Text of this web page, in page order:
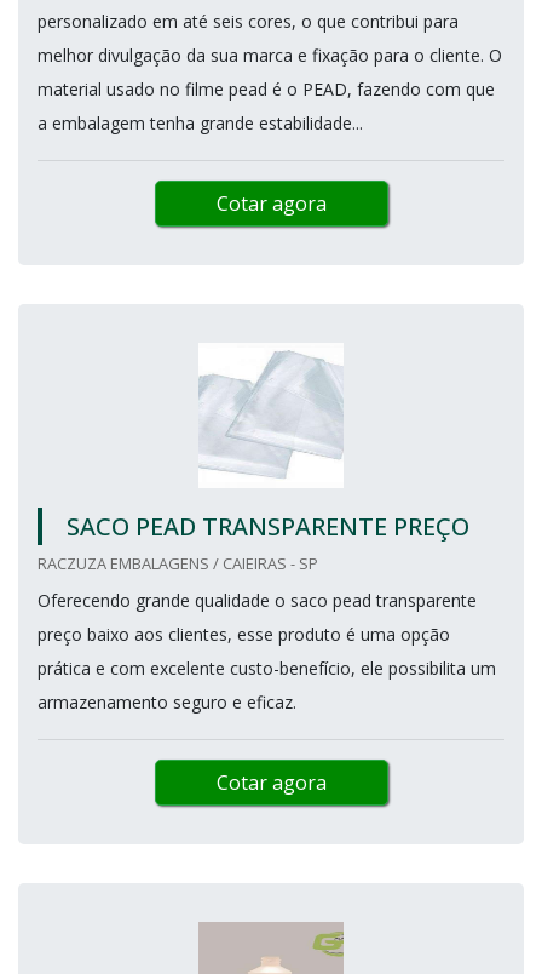
personalizado em até seis cores, o que contribui para
melhor divulgação da sua marca e fixação para o cliente. O
material usado no filme pead é o PEAD, fazendo com que
a embalagem tenha grande estabilidade...
Cotar agora
SACO PEAD TRANSPARENTE PREÇO
RACZUZA EMBALAGENS / CAIEIRAS - SP
Oferecendo grande qualidade o saco pead transparente
preço baixo aos clientes, esse produto é uma opção
prática e com excelente custo-benefício, ele possibilita um
armazenamento seguro e eficaz.
Cotar agora